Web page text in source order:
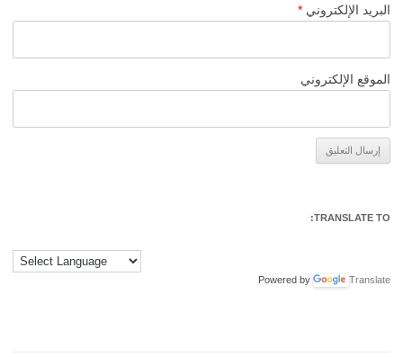
البريد الإلكتروني *
الموقع الإلكتروني
TRANSLATE TO:
Powered by Translate